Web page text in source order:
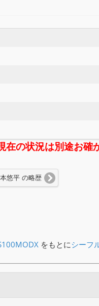
の状況は別途お確
悠平 の略歴
をもとにシーフ